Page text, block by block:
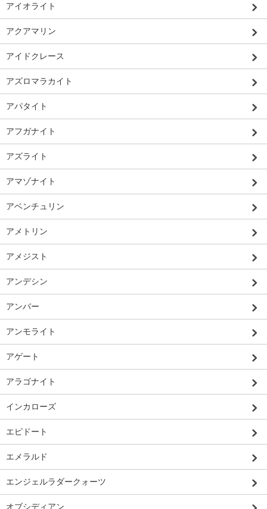
アイオライト
アクアマリン
アイドクレース
アズロマラカイト
アパタイト
アフガナイト
アズライト
アマゾナイト
アベンチュリン
アメトリン
アメジスト
アンデシン
アンバー
アンモライト
アゲート
アラゴナイト
インカローズ
エピドート
エメラルド
エンジェルラダークォーツ
オブシディアン